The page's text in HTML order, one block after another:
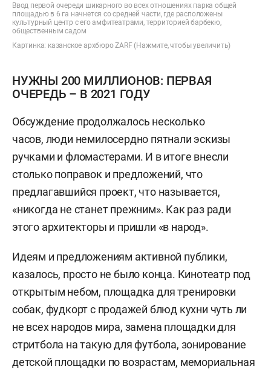
Ввод первой очереди шикарного во всех отношениях парка общей
площадью в 6 га начнется со средней части, где расположены
культурный центр с его амфитеатрами, территорией барбекю,
общественным садом
Картинка: казанское архбюро ZARF (Нажмите, чтобы увеличить)
НУЖНЫ 200 МИЛЛИОНОВ: ПЕРВАЯ
ОЧЕРЕДЬ – В 2021 ГОДУ
Обсуждение продолжалось несколько
часов, люди немилосердно пятнали эскизы
ручками и фломастерами. И в итоге внесли
столько поправок и предложений, что
предлагавшийся проект, что называется,
«никогда не станет прежним». Как раз ради
этого архитекторы и пришли «в народ».
Идеям и предложениям активной публики,
казалось, просто не было конца. Кинотеатр под
открытым небом, площадка для тренировки
собак, фудкорт с продажей блюд кухни чуть ли
не всех народов мира, замена площадки для
стритбола на такую для футбола, зонирование
детской площадки по возрастам, мемориальная